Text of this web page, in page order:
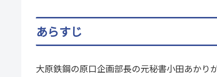
あらすじ
大原鉄鋼の原口企画部長の元秘書小田あかり